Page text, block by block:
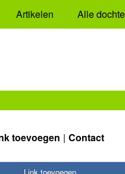
Artikelen Alle
toevoegen Contact
Link toevoegen